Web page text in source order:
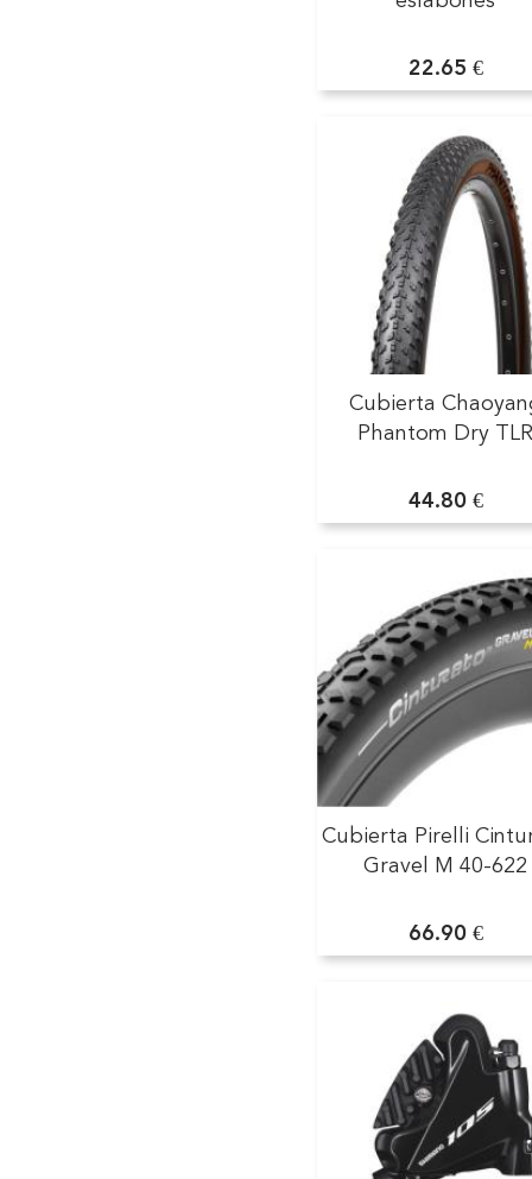
22.65 €
Cubierta
Phantom Dry
44.80 €
Cubierta Pirelli
Gravel M 40-622
66.90 €